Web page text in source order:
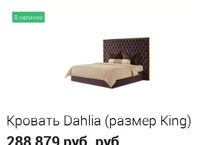
С классическим подъемным механизмом
В наличии
Кровать Dahlia (размер King)